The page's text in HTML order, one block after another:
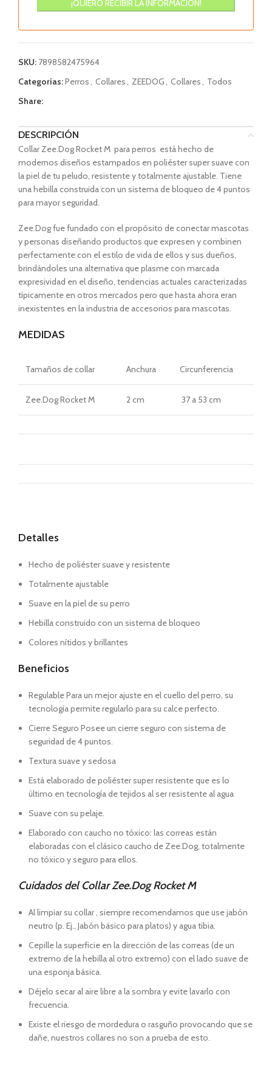
SKU: 7898582475964
Categorías:Perros, Collares, ZEEDOG, Collares, Todos
Share:
DESCRIPCIÓN
Collar Zee.Dog Rocket M para perros está hecho de
modernos diseños estampados en poliéster super suave con
la piel de tu peludo, resistente y totalmente ajustable. Tiene
una hebilla construida con un sistema de bloqueo de 4 puntos
para mayor seguridad.
Zee.Dog fue fundado con el propósito de conectar mascotas
y personas diseñando productos que expresen y combinen
perfectamente con el estilo de vida de ellos y sus dueños,
brindándoles una alternativa que plasme con marcada
expresividad en el diseño, tendencias actuales caracterizadas
típicamente en otros mercados pero que hasta ahora eran
inexistentes en la industria de accesorios para mascotas.
MEDIDAS
Tamaños de collar Anchura Circunferencia
Zee.Dog Rocket M 2 cm 37 a 53 cm
Detalles
Hecho de poliéster suave y resistente
Totalmente ajustable
Suave en la piel de su perro
Hebilla construido con un sistema de bloqueo
Colores nítidos y brillantes
Beneficios
Regulable Para un mejor ajuste en el cuello del perro, su
tecnología permite regularlo para su calce perfecto.
Cierre Seguro Posee un cierre seguro con sistema de
seguridad de 4 puntos.
Textura suave y sedosa
Está elaborado de poliéster super resistente que es lo
último en tecnología de tejidos al ser resistente al agua
Suave con su pelaje.
Elaborado con caucho no tóxico: las correas están
elaboradas con el clásico caucho de Zee.Dog, totalmente
no tóxico y seguro para ellos.
Cuidados del CollarZee.Dog Rocket M
Al limpiar su collar , siempre recomendamos que use jabón
neutro (p. Ej., Jabón básico para platos) y agua tibia.
Cepille la superficie en la dirección de las correas (de un
extremo de la hebilla al otro extremo) con el lado suave de
una esponja básica.
Déjelo secar al aire libre a la sombra y evite lavarlo con
frecuencia.
Existe el riesgo de mordedura o rasguño provocando que se
dañe, nuestros collares no son a prueba de esto.